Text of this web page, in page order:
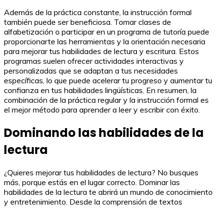
Además de la práctica constante, la instrucción formal
también puede ser beneficiosa. Tomar clases de
alfabetización o participar en un programa de tutoría puede
proporcionarte las herramientas y la orientación necesaria
para mejorar tus habilidades de lectura y escritura. Estos
programas suelen ofrecer actividades interactivas y
personalizadas que se adaptan a tus necesidades
específicas, lo que puede acelerar tu progreso y aumentar tu
confianza en tus habilidades lingüísticas. En resumen, la
combinación de la práctica regular y la instrucción formal es
el mejor método para aprender a leer y escribir con éxito.
Dominando las habilidades de la
lectura
¿Quieres mejorar tus habilidades de lectura? No busques
más, porque estás en el lugar correcto. Dominar las
habilidades de la lectura te abrirá un mundo de conocimiento
y entretenimiento. Desde la comprensión de textos